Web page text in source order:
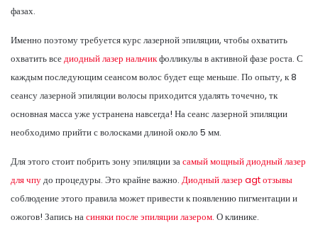
фазах.
Именно поэтому требуется курс лазерной эпиляции, чтобы охватить
охватить вседиодный лазер нальчикфолликулы в активной фазе роста. С
каждым последующим сеансом волос будет еще меньше. По опыту, к 8
сеансу лазерной эпиляции волосы приходится удалять точечно, тк
основная масса уже устранена навсегда! На сеанс лазерной эпиляции
необходимо прийти с волосками длиной около 5 мм.
Для этого стоит побрить зону эпиляции засамый мощный диодный лазер
для чпудо процедуры. Это крайне важно. Диодный лазер agt отзывы
соблюдение этого правила может привести к появлению пигментации и
ожогов! Запись насиняки после эпиляции лазером. О клинике.